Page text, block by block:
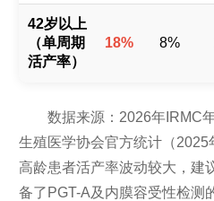
42岁以上
（单周期
活产率）
18% 8%
数据来源：2026年IRMC
生殖医学协会官方统计（2025
高龄患者活产率波动较大，建
备了PGT-A及内膜容受性检测